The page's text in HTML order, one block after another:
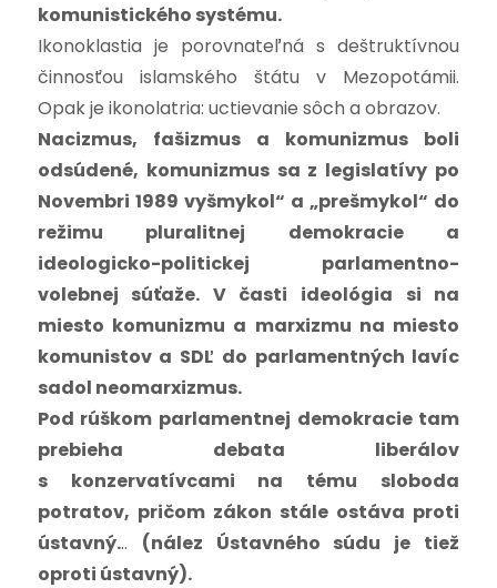
komunistického systému.
Ikonoklastia je porovnateľná s deštruktívnou
činnosťou islamského štátu v Mezopotámii.
Opak je ikonolatria: uctievanie sôch a obrazov.
Nacizmus, fašizmus a komunizmus boli
odsúdené, komunizmus sa z legislatívy po
Novembri 1989 vyšmykol“ a „prešmykol“ do
režimu pluralitnej demokracie a
ideologicko-politickej parlamentno-
volebnej súťaže. V časti ideológia si na
miesto komunizmu a marxizmu na miesto
komunistov a SDĽ do parlamentných lavíc
sadol neomarxizmus.
Pod rúškom parlamentnej demokracie tam
prebieha debata liberálov
s konzervatívcami na tému sloboda
potratov, pričom zákon stále ostáva proti
ústavný... (nález Ústavného súdu je tiež
oproti ústavný).